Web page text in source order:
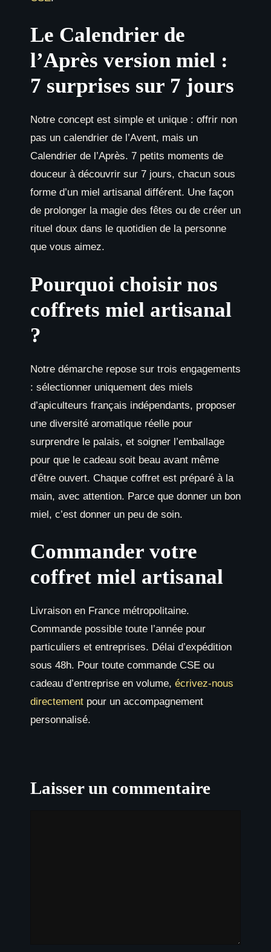
Le Calendrier de
l’Après version miel :
7 surprises sur 7 jours
Notre concept est simple et unique : offrir non
pas un calendrier de l’Avent, mais un
Calendrier de l’Après. 7 petits moments de
douceur à découvrir sur 7 jours, chacun sous
forme d’un miel artisanal différent. Une façon
de prolonger la magie des fêtes ou de créer un
rituel doux dans le quotidien de la personne
que vous aimez.
Pourquoi choisir nos
coffrets miel artisanal
?
Notre démarche repose sur trois engagements
: sélectionner uniquement des miels
d’apiculteurs français indépendants, proposer
une diversité aromatique réelle pour
surprendre le palais, et soigner l’emballage
pour que le cadeau soit beau avant même
d’être ouvert. Chaque coffret est préparé à la
main, avec attention. Parce que donner un bon
miel, c’est donner un peu de soin.
Commander votre
coffret miel artisanal
Livraison en France métropolitaine.
Commande possible toute l’année pour
particuliers et entreprises. Délai d’expédition
sous 48h. Pour toute commande CSE ou
cadeau d’entreprise en volume, écrivez-nous
directement pour un accompagnement
personnalisé.
Laisser un commentaire